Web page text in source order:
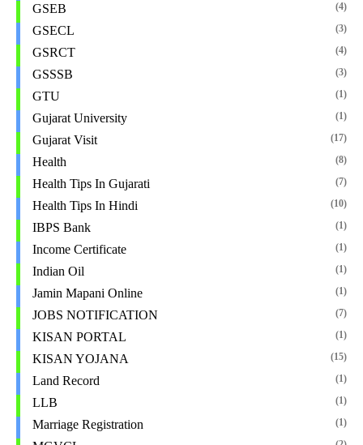
GSEB (4)
GSECL (3)
GSRCT (4)
GSSSB (3)
GTU (1)
Gujarat University (1)
Gujarat Visit (17)
Health (8)
Health Tips In Gujarati (7)
Health Tips In Hindi (10)
IBPS Bank (1)
Income Certificate (1)
Indian Oil (1)
Jamin Mapani Online (1)
JOBS NOTIFICATION (7)
KISAN PORTAL (1)
KISAN YOJANA (15)
Land Record (1)
LLB (1)
Marriage Registration (1)